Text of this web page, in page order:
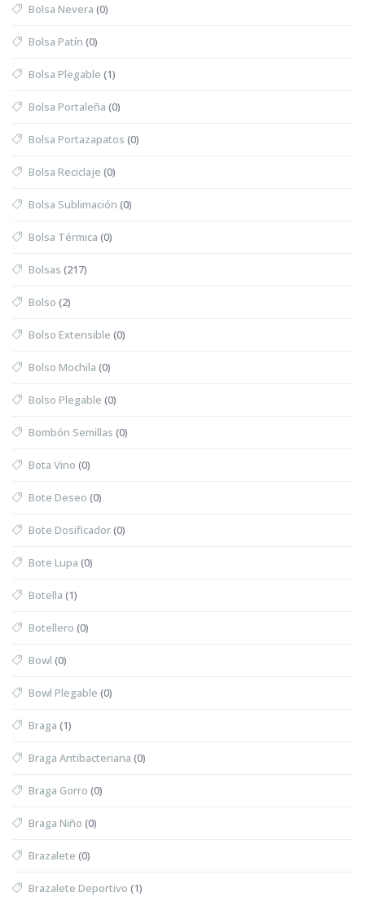
Bolsa Nevera (0)
Bolsa Patín (0)
Bolsa Plegable (1)
Bolsa Portaleña (0)
Bolsa Portazapatos (0)
Bolsa Reciclaje (0)
Bolsa Sublimación (0)
Bolsa Térmica (0)
Bolsas (217)
Bolso (2)
Bolso Extensible (0)
Bolso Mochila (0)
Bolso Plegable (0)
Bombón Semillas (0)
Bota Vino (0)
Bote Deseo (0)
Bote Dosificador(0)
Bote Lupa (0)
Botella (1)
Botellero (0)
Bowl (0)
Bowl Plegable (0)
Braga (1)
Braga Antibacteriana (0)
Braga Gorro (0)
Braga Niño (0)
Brazalete (0)
Brazalete Deportivo (1)